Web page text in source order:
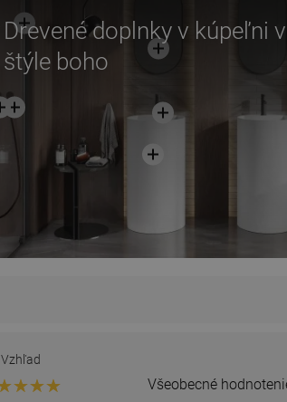
Drevené doplnky v kúpeľni v
štýle boho
Vzhľad
Všeobecné